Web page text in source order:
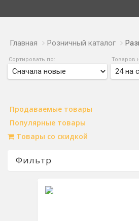
Главная Розничный каталог
Сортировать по: Товаров
Продаваемые товары
Популярные товары
Товары со скидкой
Фильтр